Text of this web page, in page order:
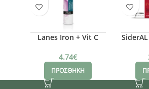
Lanes Iron + Vit C
4.74€
ΠΡΟΣΘΗΚΗ